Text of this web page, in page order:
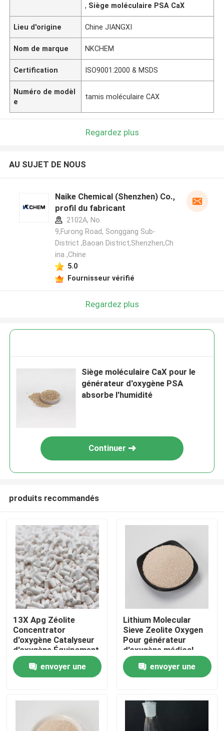
À la maison
Vidéos
, Siège moléculaire PSA CaX
Lieu d'origine Chine JIANGXI
Nom de marque NKCHEM
Certification ISO9001:2000 & MSDS
Numéro de modèl
e
tamis moléculaire CAX
Regardez plus
AU SUJET DE NOUS
Naike Chemical (Shenzhen) Co., Ltd
profil du fabricant
2102A, No.
9,Furong Road, Songgang Sub-
District ,Baoan District,Shenzhen,Ch
ina ,Chine
5.0
Fournisseur vérifié
Regardez plus
Siège moléculaire CaX pour le
générateur d'oxygène PSA
absorbe l'humidité
Continuer
produits recommandés
13X Apg Zéolite
Concentrator
d'oxygène Catalyseur
d'oxygène Équipement
de zéolite synthétique
juste prixenvoyer une
Lithium Molecular
Sieve Zeolite Oxygen
Pour générateur
d'oxygène médical
envoyer une